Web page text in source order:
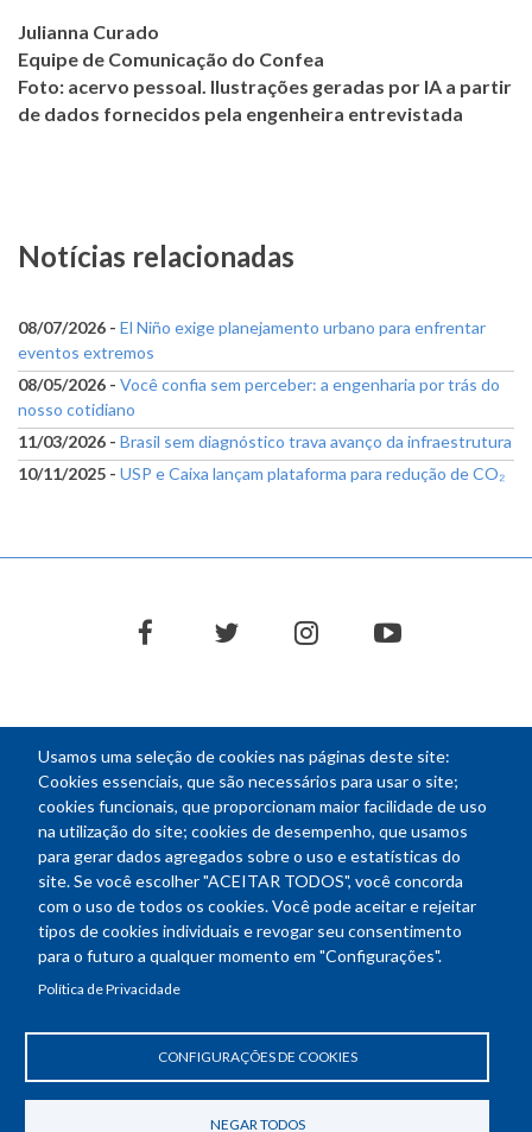
Usamos uma seleção de cookies nas páginas deste site:
Cookies essenciais, que são necessários para usar o site;
cookies funcionais, que proporcionam maior facilidade de uso
na utilização do site; cookies de desempenho, que usamos
para gerar dados agregados sobre o uso e estatísticas do
site. Se você escolher "ACEITAR TODOS", você concorda
com o uso de todos os cookies. Você pode aceitar e rejeitar
tipos de cookies individuais e revogar seu consentimento
para o futuro a qualquer momento em "Configurações".
Política de Privacidade
CONFIGURAÇÕES DE COOKIES
NEGAR TODOS
Julianna Curado
Equipe de Comunicação do Confea
Foto: acervo pessoal. Ilustrações geradas por IA a partir
de dados fornecidos pela engenheira entrevistada
Notícias relacionadas
08/07/2026 - El Niño exige planejamento urbano para enfrentar
eventos extremos
08/05/2026 - Você confia sem perceber: a engenharia por trás do
nosso cotidiano
11/03/2026 - Brasil sem diagnóstico trava avanço da infraestrutura
10/11/2025 - USP e Caixa lançam plataforma para redução de CO₂
facebooktwitter instagramyoutube
NEWSLETTER
Endereço: SEPN 508, Bloco A
70740-541 - Brasília-DF
Horário de funcionamento: das 8h30 às 18h30
Política de Privacidade
Revogar consentimento de cookies